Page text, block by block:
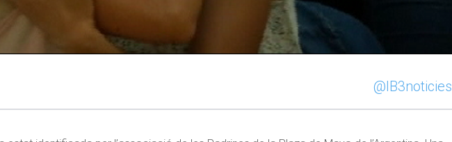
@IB3noticies